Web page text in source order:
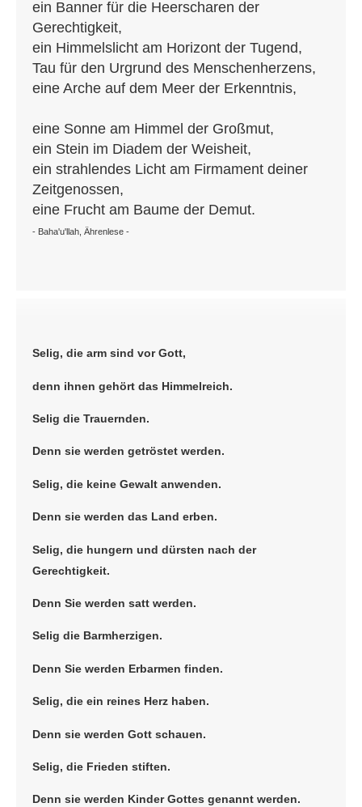
ein Banner für die Heerscharen der
Gerechtigkeit,
ein Himmelslicht am Horizont der Tugend,
Tau für den Urgrund des Menschenherzens,
eine Arche auf dem Meer der Erkenntnis,
eine Sonne am Himmel der Großmut,
ein Stein im Diadem der Weisheit,
ein strahlendes Licht am Firmament deiner
Zeitgenossen,
eine Frucht am Baume der Demut.
- Baha'u'llah, Ährenlese -
Selig, die arm sind vor Gott,
denn ihnen gehört das Himmelreich.
Selig die Trauernden.
Denn sie werden getröstet werden.
Selig, die keine Gewalt anwenden.
Denn sie werden das Land erben.
Selig, die hungern und dürsten nach der
Gerechtigkeit.
Denn Sie werden satt werden.
Selig die Barmherzigen.
Denn Sie werden Erbarmen finden.
Selig, die ein reines Herz haben.
Denn sie werden Gott schauen.
Selig, die Frieden stiften.
Denn sie werden Kinder Gottes genannt werden.